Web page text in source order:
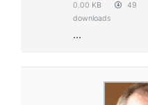
0.00 KB
49
downloads
...